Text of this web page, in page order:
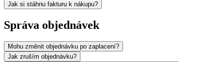
Jak si stáhnu fakturu k nákupu?
Správa objednávek
Mohu změnit objednávku po zaplacení?
Jak zruším objednávku?